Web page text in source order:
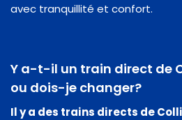
avec tranquillité et confort.
Y a-t-il un train direct de
ou dois-je changer?
Il y a des trains directs de